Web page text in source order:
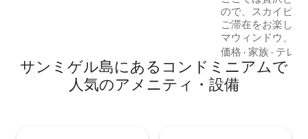
ので、スカイビュ
ご滞在をお楽しみ
マウィンドウ、豊
ライバシーを備え
たエレガントな
い。夕暮れ時にリ
とときを過ごし、
価格 ·家族 · テレビ
サンミゲル島にあるコンドミニアムで
人気のアメニティ・設備